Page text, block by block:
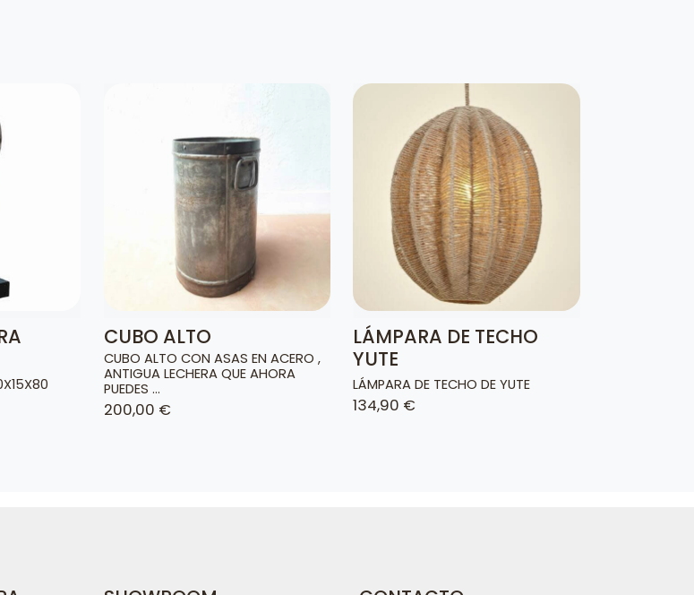
CUBO ALTO
CUBO ALTO CON ASAS EN ACERO ,
ANTIGUA LECHERA QUE AHORA
PUEDES ...
200,00 €
LÁMPARA DE TECHO
YUTE
LÁMPARA DE TECHO DE YUTE
134,90 €